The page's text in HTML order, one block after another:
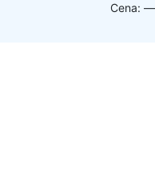
Cena: —